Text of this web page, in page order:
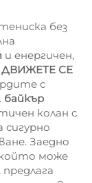
без
и енергичен,
ДВИЖЕТЕ СЕ
с
байкър
колан с
сигурно
Заедно
може